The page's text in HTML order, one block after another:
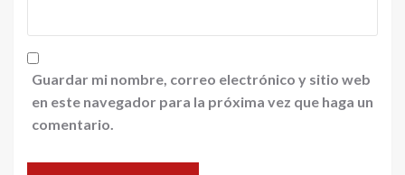
Guardar mi nombre, correo electrónico y sitio web
en este navegador para la próxima vez que haga un
comentario.